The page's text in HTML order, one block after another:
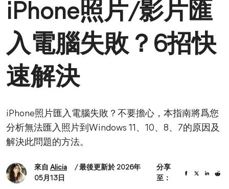
iPhone照片/影片匯
入電腦失敗？6招快
速解決
iPhone照片匯入電腦失敗？不要擔心，本指南將爲您
分析無法匯入照片到Windows 11、10、8、7的原因及
解決此問題的方法。
來自 Alicia
/ 最後更新於 2026年
05月13日
分享
至：